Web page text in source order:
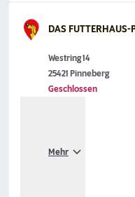
DAS
Westring 14
25421 Pinneberg
Geschlossen
Mehr